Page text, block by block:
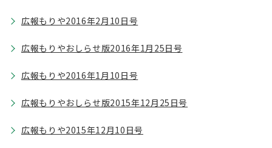
広報もりや2016年2月10日号
広報もりやおしらせ版2016年1月25日号
広報もりや2016年1月10日号
広報もりやおしらせ版2015年12月25日号
広報もりや2015年12月10日号